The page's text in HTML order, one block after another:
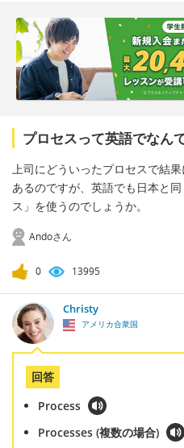
プロセスって英語でなん
上司にどういったプロセスで結
あるのですが、英語でも日本と
ス」を使うのでしょうか。
Andoさん
0 13995
Christy
アメリカ合衆国
回答
Process
Processes (複数の場合)